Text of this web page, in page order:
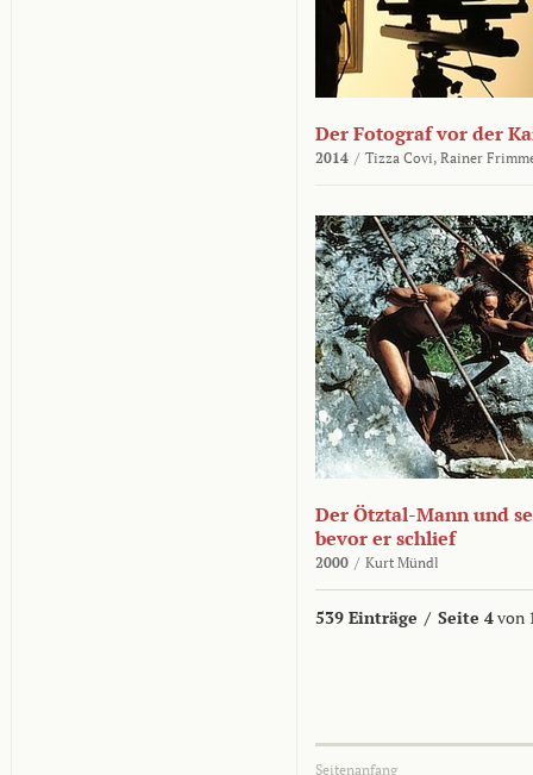
Der Fotograf vor der
2014 / Tizza Covi, Rainer
Der Ötztal-Mann und
bevor er schlief
2000 / Kurt Mündl
539 Einträge / Seite 4von
Seitenanfang